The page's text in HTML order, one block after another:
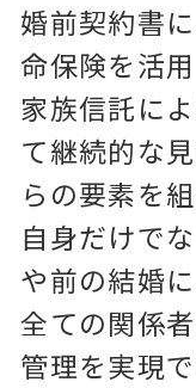
婚前契約書
命保険を活
家族信託に
て継続的な
らの要素を
自身だけで
や前の結婚
全ての関係
管理を実現で